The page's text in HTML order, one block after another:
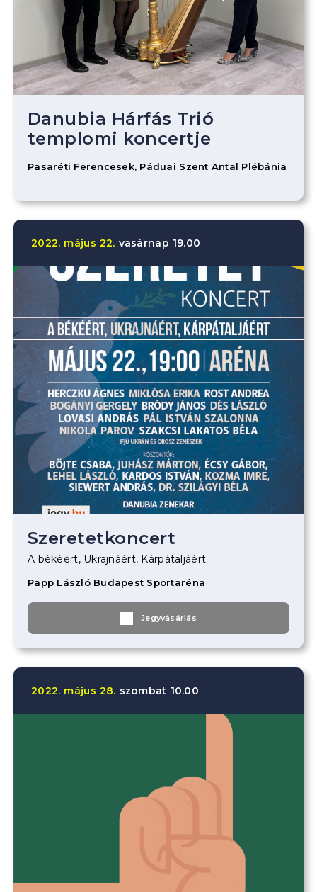
Danubia Hárfás Trió
templomi koncertje
Pasaréti Ferencesek, Páduai Szent Antal Plébánia
2022. május 22. vasárnap 19.00
Szeretetkoncert
A békéért, Ukrajnáért, Kárpátaljáért
Papp László Budapest Sportaréna
Jegyvásárlás
2022. május 28. szombat 10.00